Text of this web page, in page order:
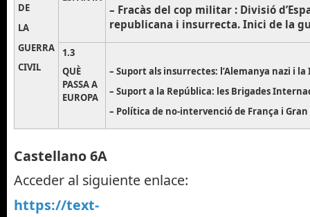
DE
LA
GUERRA
CIVIL
– Fracàs del cop militar : Divisió
republicana i insurrecta. Inici de la
1.3
QUÈ
PASSA A
EUROPA
– Suport als insurrectes: l’Alemanya nazi i
– Suport a la República: les Brigades
– Política de no-intervenció de França i
Castellano 6A
Acceder al siguiente enlace:
https://text-